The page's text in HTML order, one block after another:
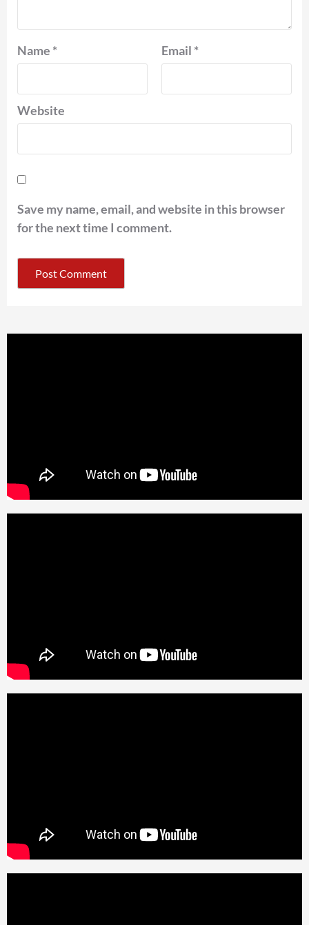
Name * Email *
Website
Save my name, email, and website in this browser
for the next time I comment.